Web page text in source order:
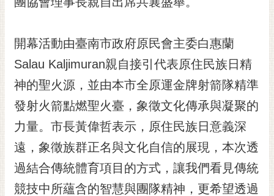
泉
桐
花
祭
網
站
導
覽
訂
閱
RSS
開幕活動由臺南市政府原民會主委白惠蘭
Salau Kaljimuran親自接引代表原住民族日精
神的聖火源，並由本市全原運金牌射箭隊精準
發射火箭點燃聖火臺，象徵文化傳承與凝聚的
力量。市長黃偉哲表示，原住民族日意義深
遠，象徵族群正名與文化自信的展現，本次透
過結合傳統體育項目的方式，讓我們看見傳統
競技中所蘊含的智慧與團隊精神，更希望透過